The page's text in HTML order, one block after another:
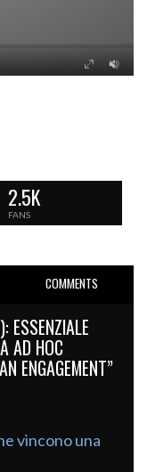
2.5K
FANS
COMMENTS
ESSENZIALE
AD HOC
ENGAGEMENT”